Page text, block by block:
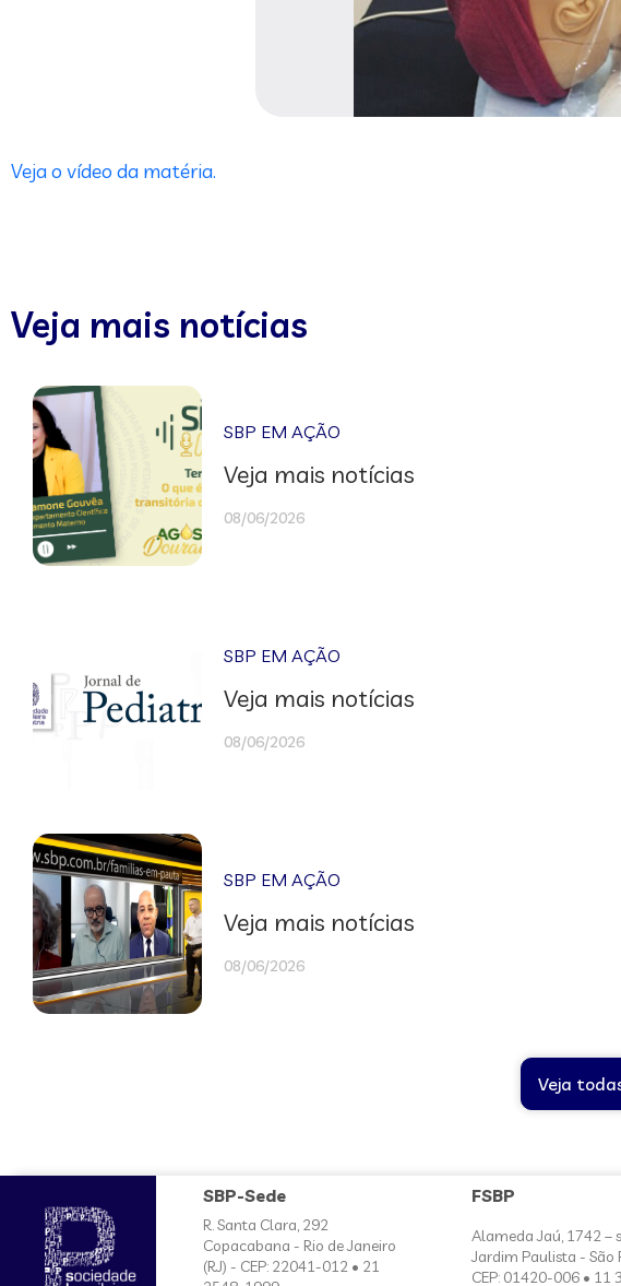
Veja o vídeo da matéria.
Veja mais notícias
SBP EM AÇÃO
Veja mais notícias
08/06/2026
SBP EM AÇÃO
Veja mais notícias
08/06/2026
SBP EM AÇÃO
Veja mais notícias
08/06/2026
Veja
SBP-Sede
R. Santa Clara, 292
Copacabana - Rio de Janeiro
(RJ) - CEP: 22041-012 • 21
FSBP
Alameda Jaú, 1742 –
Jardim Paulista - São
CEP: 01420-006 • 11